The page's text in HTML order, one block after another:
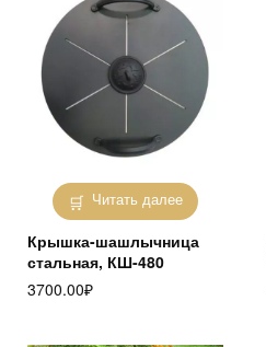
Читать далее
Крышка-шашлычница
стальная, КШ-480
3700.00₽